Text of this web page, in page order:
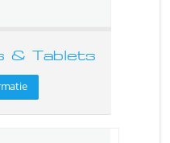
& Tablets